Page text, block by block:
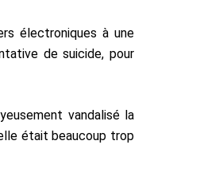
électroniques à une
de suicide, pour
vandalisé la
était beaucoup trop